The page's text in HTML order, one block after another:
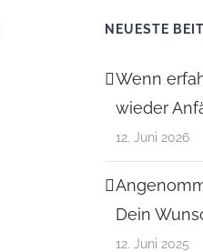
NEUESTE
Wenn
wieder
12. Juni 2026
Dein
12. Juni 2025